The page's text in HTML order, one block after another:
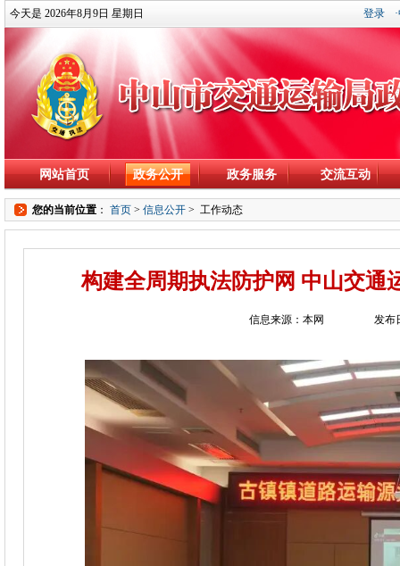
今天是 2026年8月9日 星期日 登录
网站首页 政务公开 政务服务 交流互动
您的当前位置 ： 首页 > 信息公开 > 工作动态
构建全周期执法防护网 中山交通
信息来源：本网 发布